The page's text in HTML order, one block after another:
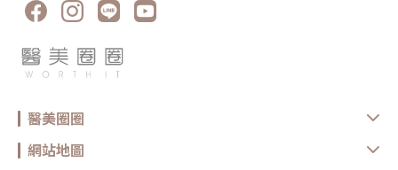
醫美圈圈
網站地圖